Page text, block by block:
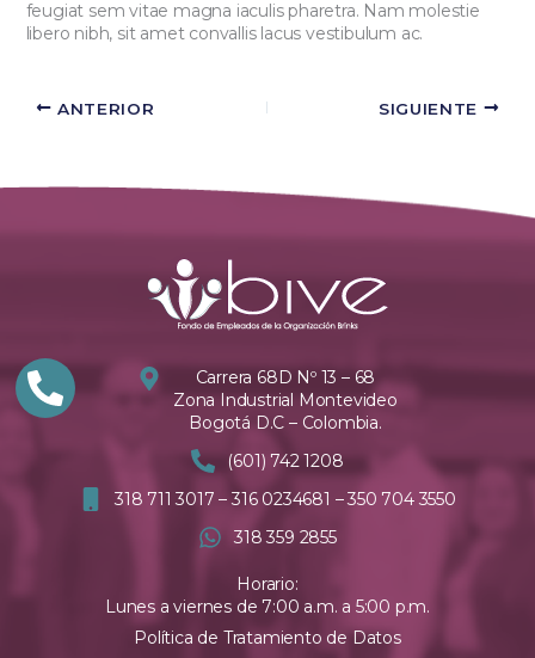
feugiat sem vitae magna iaculis pharetra. Nam molestie
libero nibh, sit amet convallis lacus vestibulum ac.
ANTERIOR SIGUIENTE
Carrera 68D Nº 13 – 68
Zona Industrial Montevideo
Bogotá D.C – Colombia.
(601) 742 1208
318 711 3017 – 316 0234681 – 350 704 3550
318 359 2855
Horario:
Lunes a viernes de 7:00 a.m. a 5:00 p.m.
Política de Tratamiento de Datos